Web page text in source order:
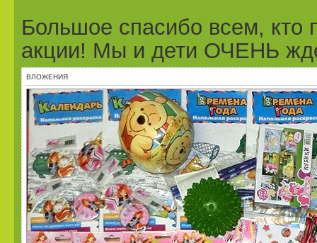
Большое спасибо всем, кто
акции! Мы и дети ОЧЕНЬ
ВЛОЖЕНИЯ